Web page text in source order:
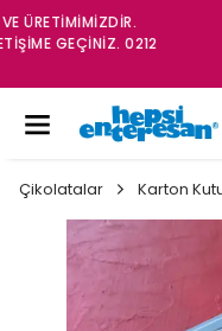
HER ÜRÜN KENDİ
TOPLU SİPARİŞLER
Çikolatalar Karton